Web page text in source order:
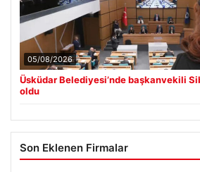
05/08/2026
Üsküdar Belediyesi’nde başkanvekili
oldu
Son Eklenen Firmalar